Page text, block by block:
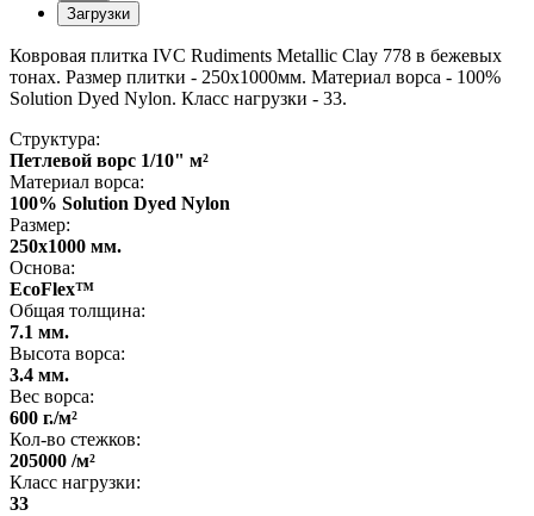
Загрузки
Ковровая плитка IVC Rudiments Metallic Clay 778 в бежевых
тонах. Размер плитки - 250х1000мм. Материал ворса - 100%
Solution Dyed Nylon. Класс нагрузки - 33.
Структура:
Петлевой ворс 1/10" м²
Материал ворса:
100% Solution Dyed Nylon
Размер:
250x1000 мм.
Основа:
EcoFlex™
Общая толщина:
7.1 мм.
Высота ворса:
3.4 мм.
Вес ворса:
600 г./м²
Кол-во стежков:
205000 /м²
Класс нагрузки:
33